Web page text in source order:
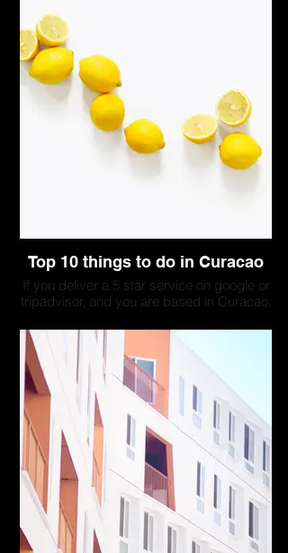
hand. When he takes clients fishing, they
don't just catch fish; they immerse
themselves in the daily life of a fisherman,
embracing the thrill of the catch.
Ash is a humble captain, always eager to
share his knowledge and exchange
fascinating stories. His favorite fish to
catch is the magnificent yellowfin tuna,
known for its strength and beauty. Join
Top 10 things to do in Curacao
If you deliver a 5 star service on google or
tripadvisor, and you are based in Curacao,
contact us to discuss a collaboration.